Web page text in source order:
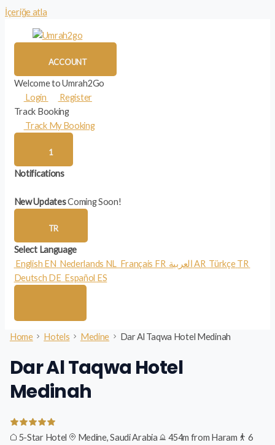
İçeriğe atla
ACCOUNT
Welcome to Umrah2Go
Login
Register
Track Booking
Track My Booking
1
Notifications
New UpdatesComing Soon!
TR
Select Language
English EN Nederlands NL Français FR العربية AR Türkçe TR
Deutsch DE Español ES
Home Hotels Medine Dar Al Taqwa Hotel Medinah
Dar Al Taqwa Hotel
Medinah
5-Star Hotel Medine, Saudi Arabia 454m from Haram
6